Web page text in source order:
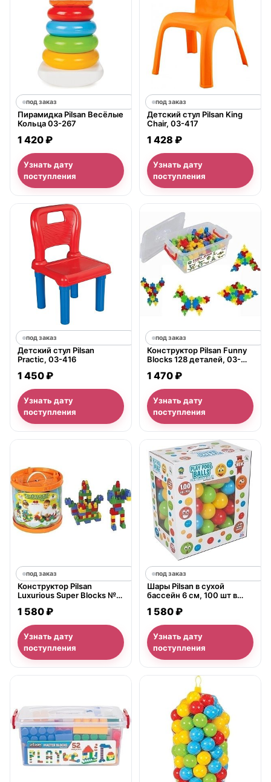
под заказ
Пирамидка Pilsan Весёлые
Кольца 03-267
1 420 ₽
Узнать дату
поступления
под заказ
Детский стул Pilsan King
Chair, 03-417
1 428 ₽
Узнать дату
поступления
под заказ
Детский стул Pilsan
Practic, 03-416
1 450 ₽
Узнать дату
поступления
под заказ
Конструктор Pilsan Funny
Blocks 128 деталей, 03-
1 470 ₽
Узнать дату
поступления
под заказ
Конструктор Pilsan
Luxurious Super Blocks №1
217
1 580 ₽
Узнать дату
поступления
под заказ
Шары Pilsan в сухой
бассейн 6 см, 100 шт в
1 580 ₽
Узнать дату
поступления